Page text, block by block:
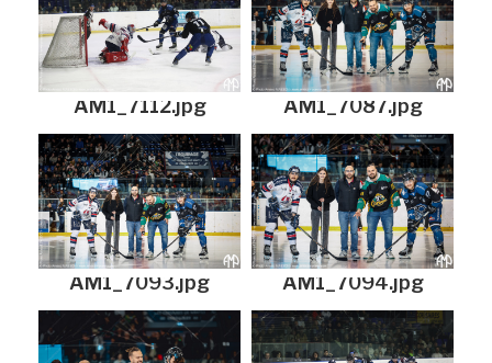
AM1_7112.jpg AM1_7087.jpg
AM1_7093.jpg AM1_7094.jpg